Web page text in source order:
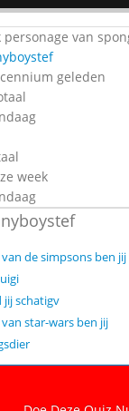
personage van
geleden
week
de simpsons ben jij
jij schatigv
star-wars ben jij